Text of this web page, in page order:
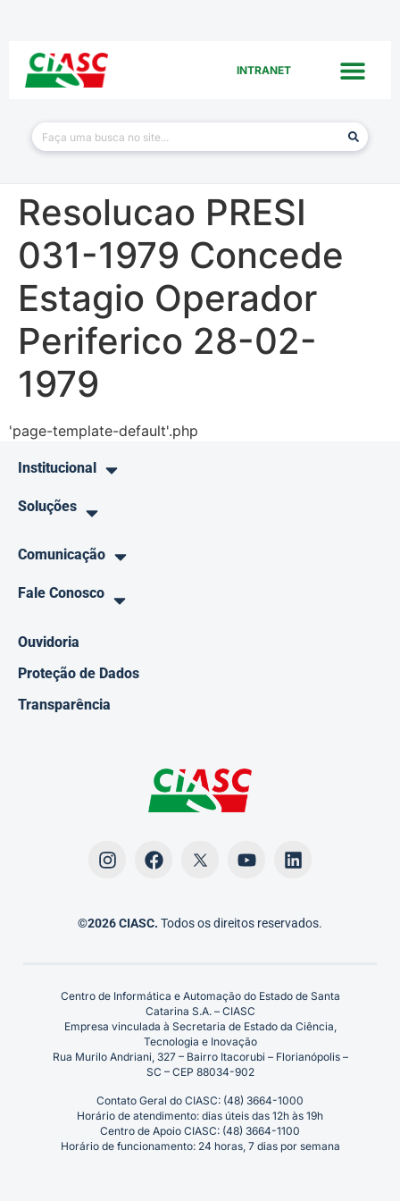
INTRANET
Resolucao PRESI
031-1979 Concede
Estagio Operador
Periferico 28-02-
1979
'page-template-default'.php
Institucional
Soluções
Comunicação
Fale Conosco
Ouvidoria
Proteção de Dados
Transparência
©2026 CIASC. Todos os direitos reservados.
Centro de Informática e Automação do Estado de Santa
Catarina S.A. – CIASC
Empresa vinculada à Secretaria de Estado da Ciência,
Tecnologia e Inovação
Rua Murilo Andriani, 327 – Bairro Itacorubi – Florianópolis –
SC – CEP 88034-902
Contato Geral do CIASC: (48) 3664-1000
Horário de atendimento: dias úteis das 12h às 19h
Centro de Apoio CIASC: (48) 3664-1100
Horário de funcionamento: 24 horas, 7 dias por semana